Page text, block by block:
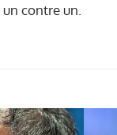
contre un.